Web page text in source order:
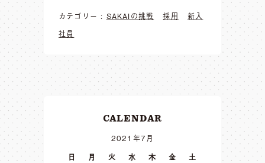
カテゴリー : SAKAIの挑戦 採用
新入
社員
CALENDAR
2021年7月
日
月 火 水 木 金
土